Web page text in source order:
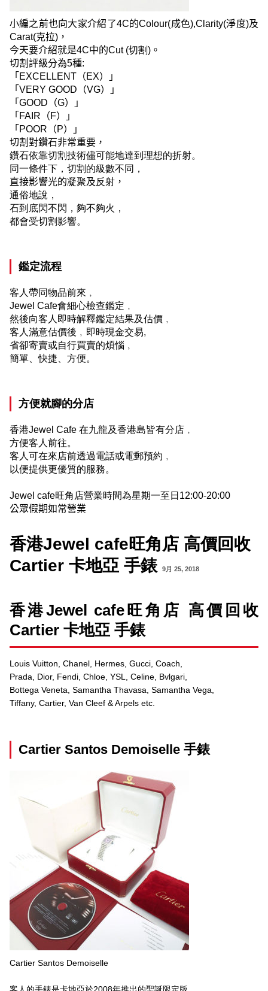
小編之前也向大家介紹了4C的Colour(成色),Clarity(淨度)及
Carat(克拉)，
今天要介紹就是4C中的Cut (切割)。
切割評級分為5種:
「 EXCELLENT（EX）」
「 VERY GOOD （VG）」
「 GOOD （G）」
「 FAIR （F）」
「 POOR （P）」
切割對鑽石非常重要，
鑽石依靠切割技術儘可能地達到理想的折射。
同一條件下，切割的級數不同，
直接影響光的凝聚及反射，
通俗地說，
石到底閃不閃，夠不夠火，
都會受切割影響。
鑑定流程
客人帶同物品前來﹐
Jewel Cafe會細心檢查鑑定﹐
然後向客人即時解釋鑑定結果及估價﹐
客人滿意估價後﹐即時現金交易,
省卻寄賣或自行買賣的煩惱﹐
簡單、快捷、方便。
方便就腳的分店
香港Jewel Cafe 在九龍及香港島皆有分店﹐
方便客人前往。
客人可在來店前透過電話或電郵預約﹐
以便提供更優質的服務。
Jewel cafe旺角店營業時間為星期一至日 12:00-20:00
公眾假期如常營業
香港Jewel cafe旺角店 高價回收
Cartier 卡地亞 手錶
9月 25, 2018
香港Jewel cafe旺角店 高價回收
Cartier 卡地亞 手錶
Louis Vuitton, Chanel, Hermes, Gucci, Coach,
Prada, Dior, Fendi, Chloe, YSL, Celine, Bvlgari,
Bottega Veneta, Samantha Thavasa, Samantha Vega,
Tiffany, Cartier, Van Cleef & Arpels etc.
Cartier Santos Demoiselle 手錶
Cartier Santos Demoiselle
客人的手錶是卡地亞於2008年推出的聖誕限定版,